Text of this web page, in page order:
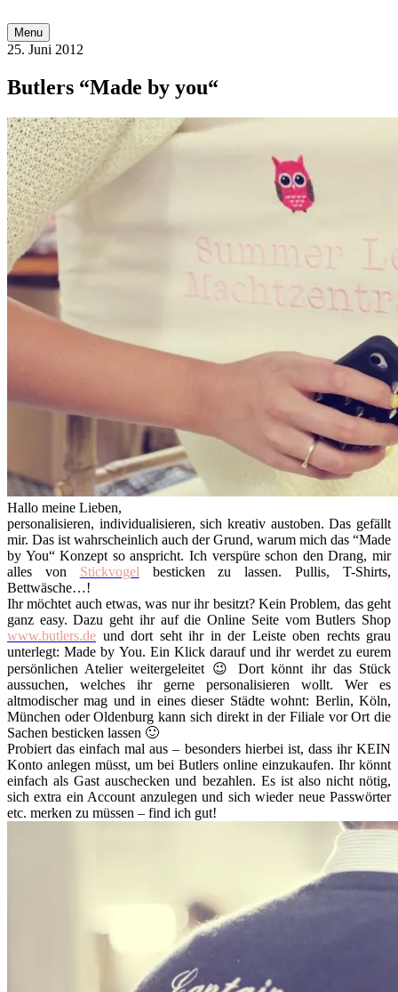
Menu
25. Juni 2012
Butlers “Made by you“
Hallo meine Lieben,
personalisieren, individualisieren, sich kreativ austoben. Das gefällt
mir. Das ist wahrscheinlich auch der Grund, warum mich das “Made
by You“ Konzept so anspricht. Ich verspüre schon den Drang, mir
alles von Stickvogel besticken zu lassen. Pullis, T-Shirts,
Bettwäsche…!
Ihr möchtet auch etwas, was nur ihr besitzt? Kein Problem, das geht
ganz easy. Dazu geht ihr auf die Online Seite vom Butlers Shop
www.butlers.de und dort seht ihr in der Leiste oben rechts grau
unterlegt: Made by You. Ein Klick darauf und ihr werdet zu eurem
persönlichen Atelier weitergeleitet 😉 Dort könnt ihr das Stück
aussuchen, welches ihr gerne personalisieren wollt. Wer es
altmodischer mag und in eines dieser Städte wohnt: Berlin, Köln,
München oder Oldenburg kann sich direkt in der Filiale vor Ort die
Sachen besticken lassen 🙂
Probiert das einfach mal aus – besonders hierbei ist, dass ihr KEIN
Konto anlegen müsst, um bei Butlers online einzukaufen. Ihr könnt
einfach als Gast auschecken und bezahlen. Es ist also nicht nötig,
sich extra ein Account anzulegen und sich wieder neue Passwörter
etc. merken zu müssen – find ich gut!